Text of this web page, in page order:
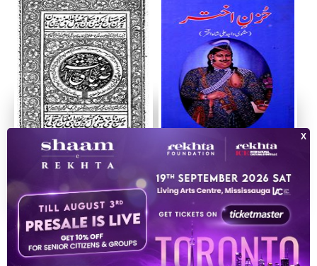
Ziya-e-Akhtar
1878
Huzn-e-Akhtar: Masnavi Wajid